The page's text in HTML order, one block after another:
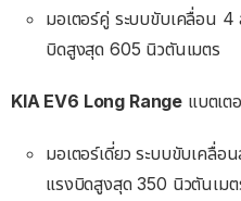
มอเตอร์คู่ ระบบขับเคลื่อน 4
บิดสูงสุด 605 นิวตันเมตร
KIA EV6 Long Range แบตเต
มอเตอร์เดี่ยว ระบบขับเคลื่อ
แรงบิดสูงสุด 350 นิวตันเมต